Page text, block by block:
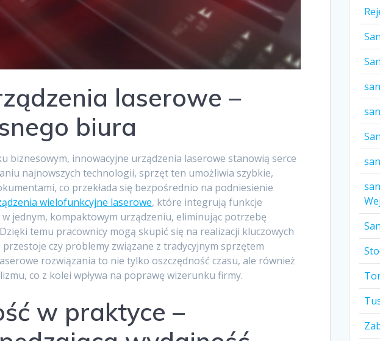
laserowe –
biura
biznesowym, innowacyjne urządzenia laserowe stanowią serce
najnowszych technologii, sprzęt ten umożliwia szybkie,
co przekłada się bezpośrednio na podniesienie
wielofunkcyjne laserowe, które integrują funkcje
jednym, kompaktowym urządzeniu, eliminując potrzebę
temu pracownicy mogą skupić się na realizacji kluczowych
czy problemy związane z tradycyjnym sprzętem
rozwiązania to nie tylko oszczędność czasu, ale również
co z kolei wpływa na poprawę wizerunku firmy.
w praktyce –